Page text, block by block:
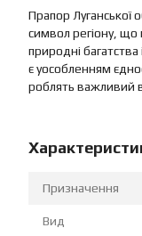
Прапор Луганської
символ регіону, що
природні багатства
є уособленням
роблять важливий
Призначення
Вид